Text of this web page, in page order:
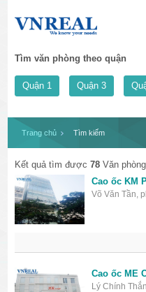
Tìm văn phòng theo quận
Quận 1 Quận 3
Trang chủ Tìm kiếm
Kết quả tìm được78 Văn
Cao ốc KM
Võ Văn Tần,
Cao ốc ME
Lý Chính